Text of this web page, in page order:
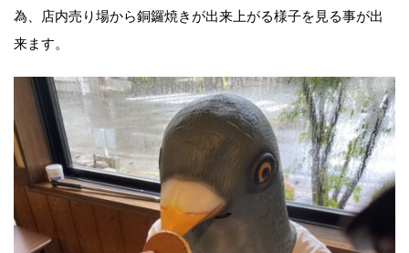
為、店内売り場から銅鑼焼きが出来上がる様子を見る事が出
来ます。